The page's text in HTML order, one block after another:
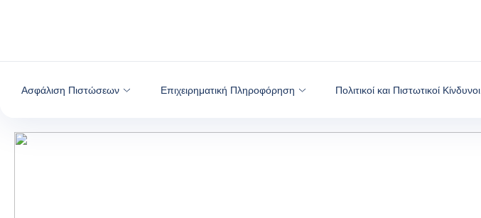
Ασφάλιση Πιστώσεων Επιχειρηματική Πληροφόρηση Πολιτικοί και Πιστωτικοί Κίνδυνοι